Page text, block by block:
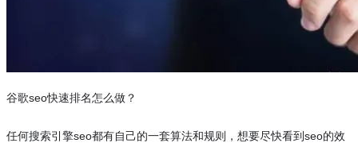
谷歌seo快速排名怎么做？
任何搜索引擎seo都有自己的一套算法和规则，想要尽快看到seo的效